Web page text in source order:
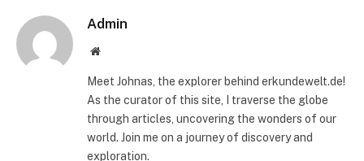
Admin
Website
Meet Johnas, the explorer behind erkundewelt.de!
As the curator of this site, I traverse the globe
through articles, uncovering the wonders of our
world. Join me on a journey of discovery and
exploration.